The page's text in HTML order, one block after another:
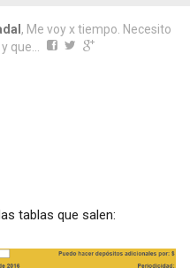
, Me voy x tiempo. Necesito
que...
tablas que salen: